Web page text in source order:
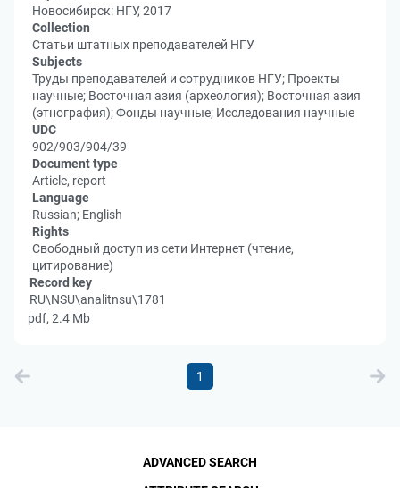
Новосибирск: НГУ, 2017
Collection
Статьи штатных преподавателей НГУ
Subjects
Труды преподавателей и сотрудников НГУ; Проекты
научные; Восточная азия (археология); Восточная азия
(этнография); Фонды научные; Исследования научные
UDC
902/903/904/39
Document type
Article, report
Language
Russian; English
Rights
Свободный доступ из сети Интернет (чтение,
цитирование)
Record key
RU\NSU\analitnsu\1781
pdf, 2.4 Mb
1
ADVANCED SEARCH